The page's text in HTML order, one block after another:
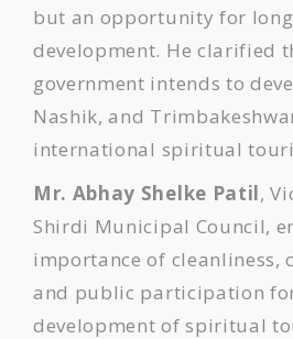
but an opportunity for
development. He clarified
government intends to
Nashik, and
international spiritual
Mr. Abhay Shelke Patil,
Shirdi Municipal Council,
importance of cleanliness,
and public participation
development of spiritual